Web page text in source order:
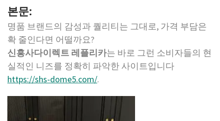
본문:
명품 브랜드의 감성과 퀄리티는 그대로, 가격 부담은
확 줄인다면 어떨까요?
신흥사다이렉트 레플리카는 바로 그런 소비자들의 현
실적인 니즈를 정확히 파악한 사이트입니다
https://shs-dome5.com/.